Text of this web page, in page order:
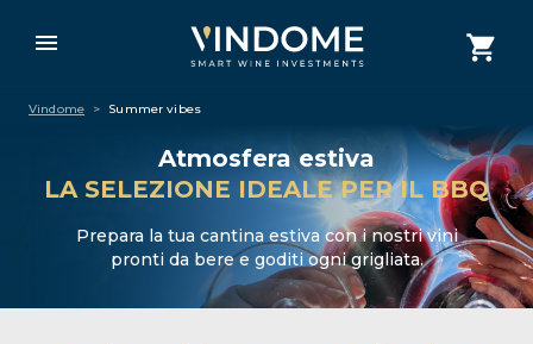
Vindome > Summer vibes
Atmosfera estiva
LA SELEZIONE IDEALE PER IL BBQ
Prepara la tua cantina estiva con i nostri vini
pronti da bere e goditi ogni grigliata.